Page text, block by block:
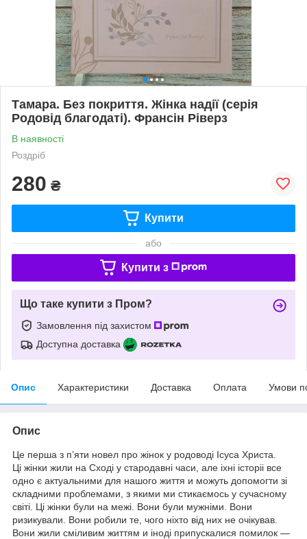
Тамара. Без покриття. Жінка надії (серія
Родовід благодаті). Франсін Ріверз
В наявності
Роздріб
280 ₴
Купити
або
Купити з
Що таке купити з Пром?
Замовлення під захистом
Доступна доставка
Опис Характеристики Доставка Оплата Умови
Опис
Це перша з п’яти новел про жінок у родоводі Ісуса Христа.
Ці жінки жили на Сході у стародавні часи, але іхні історіі все
одно є актуальними для нашого життя и можуть допомогти зі
складними проблемами, з якими ми стикаємось у сучасному
світі. Ці жінки були на межі. Вони були мужніми. Вони
ризикували. Вони робили те, чого ніхто від них не очікував.
Вони жили сміливим життям и іноді припускалися помилок —